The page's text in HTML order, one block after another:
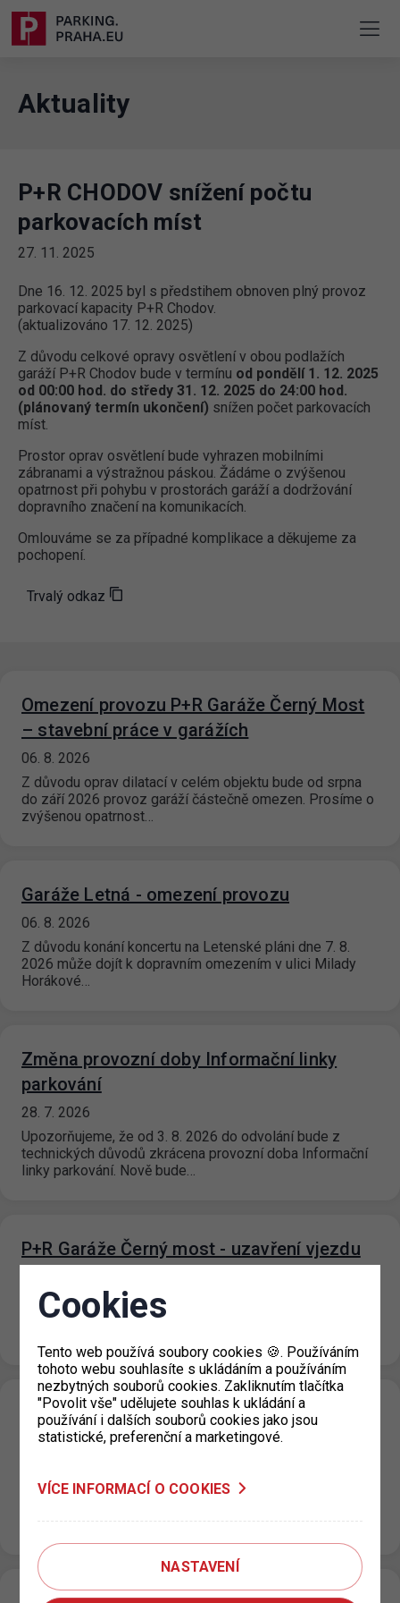
Aktuality
P+R CHODOV snížení počtu
parkovacích míst
27. 11. 2025
Dne 16. 12. 2025 byl s předstihem obnoven plný provoz
parkovací kapacity P+R Chodov.
(aktualizováno 17. 12. 2025)
Z důvodu celkové opravy osvětlení v obou podlažích
garáží P+R Chodov bude v termínu od pondělí 1. 12. 2025
od 00:00 hod. do středy 31. 12. 2025 do 24:00 hod.
(plánovaný termín ukončení) snížen počet parkovacích
míst.
Prostor oprav osvětlení bude vyhrazen mobilními
zábranami a výstražnou páskou. Žádáme o zvýšenou
opatrnost při pohybu v prostorách garáží a dodržování
dopravního značení na komunikacích.
Omlouváme se za případné komplikace a děkujeme za
pochopení.
Trvalý odkaz
Omezení provozu P+R Garáže Černý Most
– stavební práce v garážích
06. 8. 2026
Z důvodu oprav dilatací v celém objektu bude od srpna
do září 2026 provoz garáží částečně omezen. Prosíme o
zvýšenou opatrnost…
Garáže Letná - omezení provozu
06. 8. 2026
Z důvodu konání koncertu na Letenské pláni dne 7. 8.
2026 může dojít k dopravním omezením v ulici Milady
Horákové…
Změna provozní doby Informační linky
parkování
28. 7. 2026
Upozorňujeme, že od 3. 8. 2026 do odvolání bude z
technických důvodů zkrácena provozní doba Informační
linky parkování. Nově bude…
P+R Garáže Černý most - uzavření vjezdu
Z důvodu revize trafostanice a přerušení dodávky
elektřiny v objektu P+R Garáže Černý most bude ve
P+R Nové Butovice snížení počtu
parkovacích míst
Z důvodu opravy podlah v objektu garáží P+R Nové
hod. do…
Cookies
Tento web používá soubory cookies 🍪. Používáním
tohoto webu souhlasíte s ukládáním a používáním
nezbytných souborů cookies. Zakliknutím tlačítka
"Povolit vše" udělujete souhlas k ukládání a
používání i dalších souborů cookies jako jsou
statistické, preferenční a marketingové.
VÍCE INFORMACÍ O COOKIES
NASTAVENÍ